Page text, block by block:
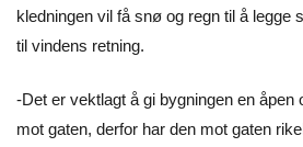
kledningen vil få snø og regn til å legge
til vindens retning.
-Det er vektlagt å gi bygningen en åpen
mot gaten, derfor har den mot gaten